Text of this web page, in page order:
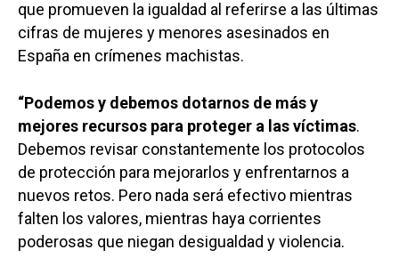
que promueven la igualdad al referirse a las últimas
cifras de mujeres y menores asesinados en
España en crímenes machistas.
“Podemos y debemos dotarnos de más y
mejores recursos para proteger a las víctimas.
Debemos revisar constantemente los protocolos
de protección para mejorarlos y enfrentarnos a
nuevos retos. Pero nada será efectivo mientras
falten los valores, mientras haya corrientes
poderosas que niegan desigualdad y violencia.